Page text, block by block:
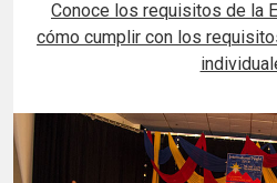
Conoce los requisitos de la
cómo cumplir con los